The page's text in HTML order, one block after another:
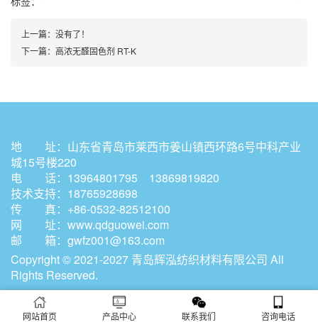
上一篇： 没有了！
下一篇： 高浓无醛固色剂 RT-K
地 址：山东省青岛市莱西市姜山镇西环路6号中科产业
城15号楼220
电 话：13964801795 13869819820
技术支持：18765928698
传 真：+86-0532-82512100
网 址： www.qdguowei.com
邮 箱：gwfz001@163.com
Copyright © 2021-2027 青岛辉泓纺织材料有限公司 All
Rights Reserved.
网站首页 产品中心 联系我们 咨询电话